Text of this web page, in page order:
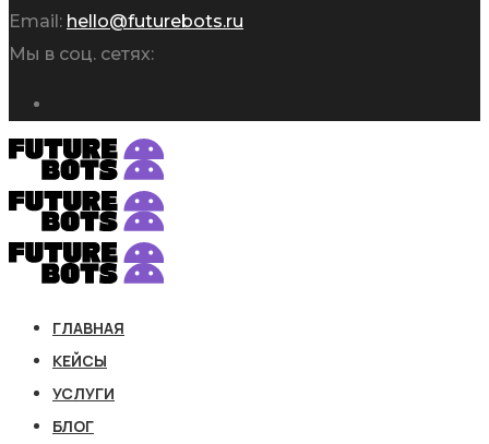
Email: hello@futurebots.ru
Мы в соц. сетях:
ГЛАВНАЯ
КЕЙСЫ
УСЛУГИ
БЛОГ